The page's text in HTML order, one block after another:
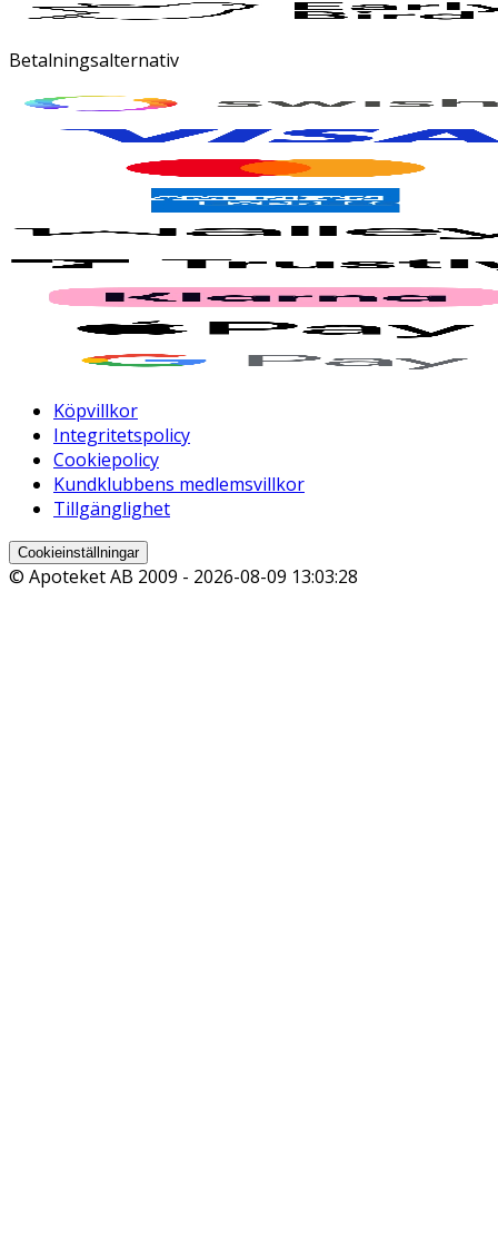
Betalningsalternativ
Köpvillkor
Integritetspolicy
Cookiepolicy
Kundklubbens medlemsvillkor
Tillgänglighet
Cookieinställningar
© Apoteket AB 2009 - 2026-08-09 13:03:28